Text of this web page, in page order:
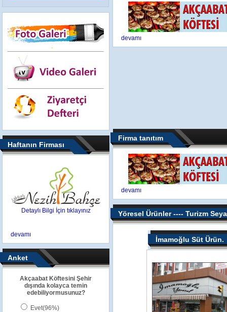
Haftanın Firması
Detaylı Bilgi İçin tıklayınız
devamı
Anket
Akçaabat Köftesini Şehir
dışında kolayca temin
edebiliyormusunuz?
Evet(96%)
devamı
Firma tanıtım
devamı
Yöresel Ürünler ---- Turizm
İmamoğlu Süt Ürün.